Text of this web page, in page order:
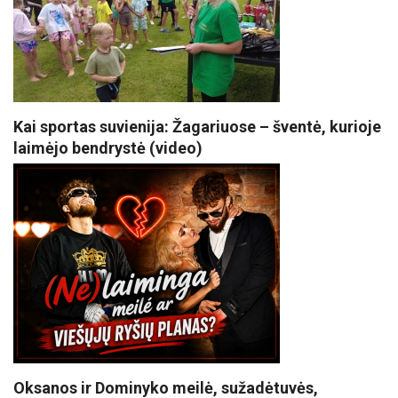
Kai sportas suvienija: Žagariuose – šventė, kurioje
laimėjo bendrystė (video)
Oksanos ir Dominyko meilė, sužadėtuvės,